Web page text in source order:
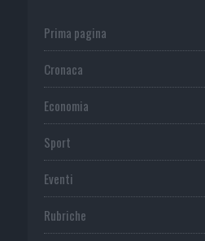
Prima pagina
Cronaca
Economia
Sport
Eventi
Rubriche